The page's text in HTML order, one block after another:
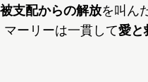
支配からの解放を叫ん
ーリーは一貫して愛と